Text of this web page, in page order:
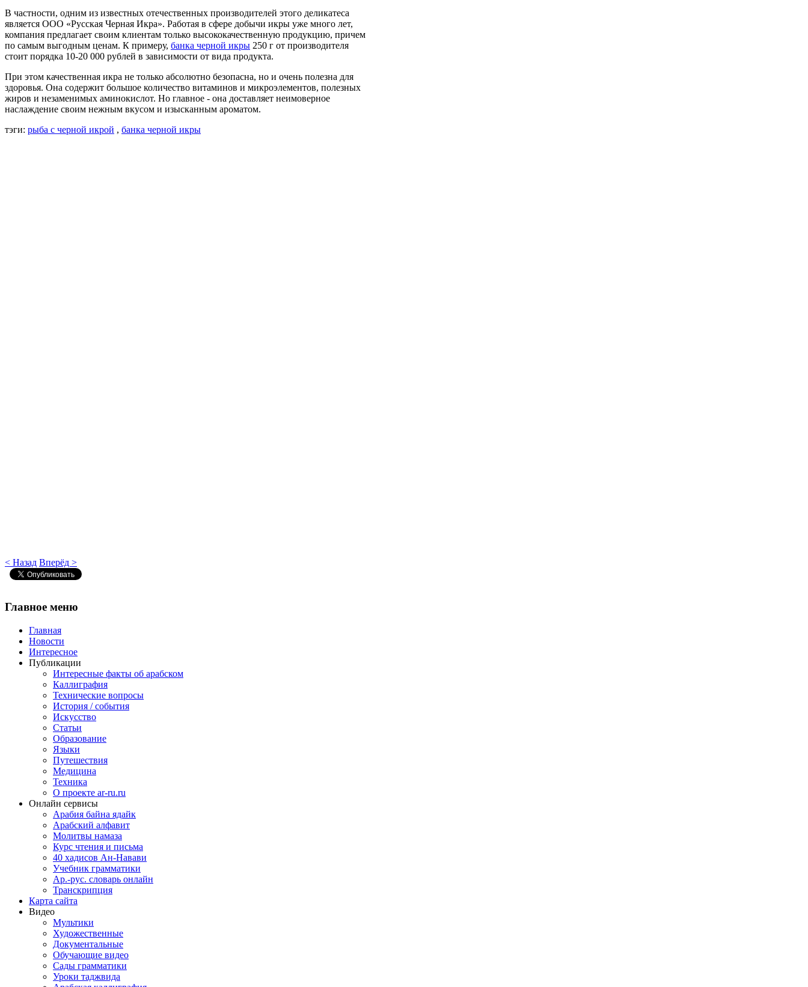
В частности, одним из известных отечественных производителей этого деликатеса
является ООО «Русская Черная Икра». Работая в сфере добычи икры уже много лет,
компания предлагает своим клиентам только высококачественную продукцию, причем
по самым выгодным ценам. К примеру, банка черной икры 250 г от производителя
стоит порядка 10-20 000 рублей в зависимости от вида продукта.
При этом качественная икра не только абсолютно безопасна, но и очень полезна для
здоровья. Она содержит большое количество витаминов и микроэлементов, полезных
жиров и незаменимых аминокислот. Но главное - она доставляет неимоверное
наслаждение своим нежным вкусом и изысканным ароматом.
тэги: рыба с черной икрой , банка черной икры
< Назад Вперёд >
Главное меню
Главная
Новости
Интересное
Публикации
Интересные факты об арабском
Каллиграфия
Технические вопросы
История / события
Искусство
Статьи
Образование
Языки
Путешествия
Медицина
Техника
О проекте ar-ru.ru
Онлайн сервисы
Арабия байна ядайк
Арабский алфавит
Молитвы намаза
Курс чтения и письма
40 хадисов Ан-Навави
Учебник грамматики
Ар.-рус. словарь онлайн
Транскрипция
Карта сайта
Видео
Мультики
Художественные
Документальные
Обучающие видео
Сады грамматики
Уроки таджвида